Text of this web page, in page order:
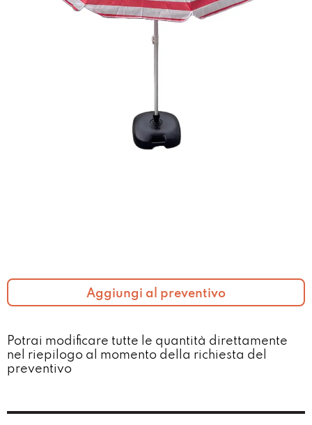
Aggiungi al preventivo
Potrai modificare tutte le quantità direttamente
nel riepilogo al momento della richiesta del
preventivo​